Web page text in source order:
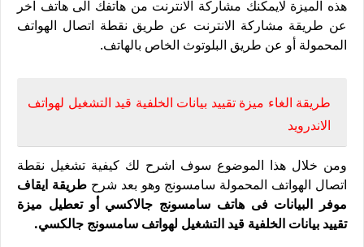
هذه الميزة لايمكنك مشاركة الانترنت من هاتفك الى هاتف آخر
عن طريقة مشاركة الانترنت عن طريق نقطة اتصال الهواتف
المحمولة أو عن طريق البلوتوث الخاص بالهاتف.
طريقة الغاء ميزة تقييد بيانات الخلفية قيد التشغيل لهواتف
الاندرويد
ومن خلال هذا الموضوع سوف اشرح لك كيفية تشغيل نقطة
اتصال الهواتف المحمولة سامسونج وهو بعد شرح طريقة ايقاف
موفر البيانات فى هاتف سامسونج جالاكسي أو تعطيل ميزة
تقييد بيانات الخلفية قيد التشغيل لهواتف سامسونج جالكسي.